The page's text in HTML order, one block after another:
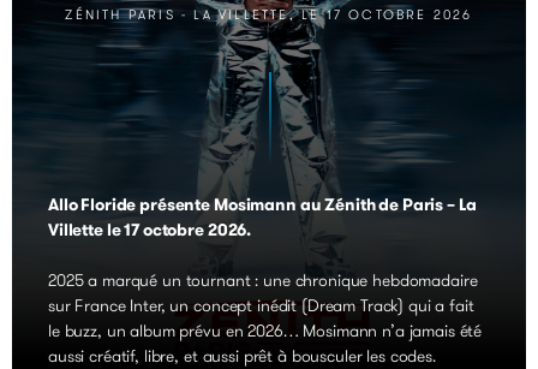
ZÉNITH PARIS - LA VILLETTE, LE 17 OCTOBRE 2026
Allo Floride présente Mosimann au Zénith de Paris – La
Villette le 17 octobre 2026.
2025 a marqué un tournant : une chronique hebdomadaire
sur France Inter, un concept inédit (Dream Track) qui a fait
le buzz, un album prévu en 2026… Mosimann n’a jamais été
aussi créatif, libre, et aussi prêt à bousculer les codes.